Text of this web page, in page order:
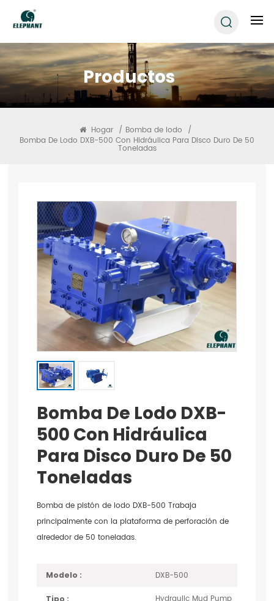
Productos
Hogar / Bomba de lodo /
Bomba De Lodo DXB-500 Con Hidráulica Para Disco Duro De 50
Toneladas
Bomba De Lodo DXB-
500 Con Hidráulica
Para Disco Duro De 50
Toneladas
Bomba de pistón de lodo DXB-500 Trabaja
principalmente con la plataforma de perforación de
alrededor de 50 toneladas.
Modelo : DXB-500
Tipo :